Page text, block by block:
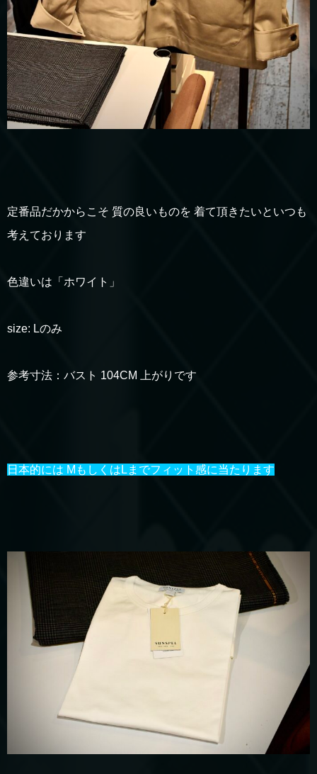
定番品だかからこそ 質の良いものを 着て頂きたいといつも
考えております
色違いは「ホワイト」
size: Lのみ
参考寸法：バスト 104CM 上がりです
日本的には MもしくはLまでフィット感に当たります